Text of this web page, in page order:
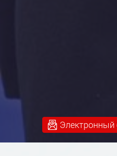
Электронный